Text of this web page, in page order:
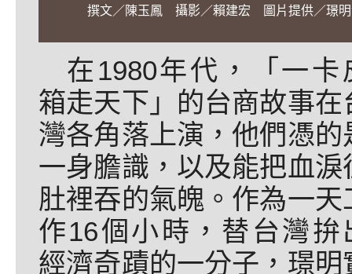
撰文／陳玉鳳 攝影／賴建宏 圖片提供／璟
在1980年代，「一卡
箱走天下」的台商故事在
灣各角落上演，他們憑的
一身膽識，以及能把血淚
肚裡吞的氣魄。作為一天
作16個小時，替台灣拚
經濟奇蹟的一分子，璟明